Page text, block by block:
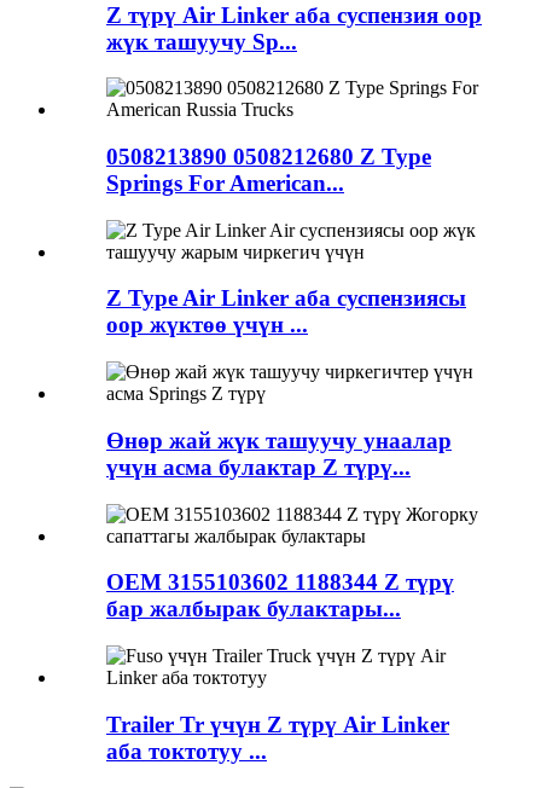
Z түрү Air Linker аба суспензия оор
жүк ташуучу Sp...
0508213890 0508212680 Z Type
Springs For American...
Z Type Air Linker аба суспензиясы
оор жүктөө үчүн ...
Өнөр жай жүк ташуучу унаалар
үчүн асма булактар Z түрү...
OEM 3155103602 1188344 Z түрү
бар жалбырак булактары...
Trailer Tr үчүн Z түрү Air Linker
аба токтотуу ...